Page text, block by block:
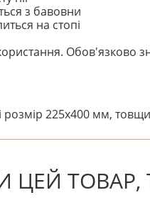
з бавовни
на стопі
Обов'язково
розмір 225х400 мм,
першим! Будьте
ЦЕЙ